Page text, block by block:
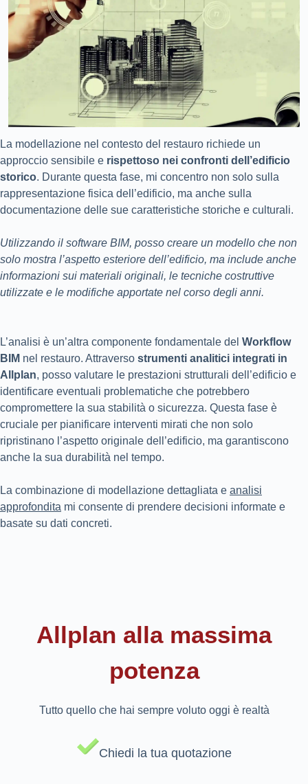
La modellazione nel contesto del restauro richiede un
approccio sensibile e rispettoso nei confronti dell’edificio
storico. Durante questa fase, mi concentro non solo sulla
rappresentazione fisica dell’edificio, ma anche sulla
documentazione delle sue caratteristiche storiche e culturali.
Utilizzando il software BIM, posso creare un modello che non
solo mostra l’aspetto esteriore dell’edificio, ma include anche
informazioni sui materiali originali, le tecniche costruttive
utilizzate e le modifiche apportate nel corso degli anni.
L’analisi è un’altra componente fondamentale del Workflow
BIM nel restauro. Attraverso strumenti analitici integrati in
Allplan, posso valutare le prestazioni strutturali dell’edificio e
identificare eventuali problematiche che potrebbero
compromettere la sua stabilità o sicurezza. Questa fase è
cruciale per pianificare interventi mirati che non solo
ripristinano l’aspetto originale dell’edificio, ma garantiscono
anche la sua durabilità nel tempo.
La combinazione di modellazione dettagliata e analisi
approfondita mi consente di prendere decisioni informate e
basate su dati concreti.
Allplan alla massima
potenza
Tutto quello che hai sempre voluto oggi è realtà
Chiedi la tua quotazione